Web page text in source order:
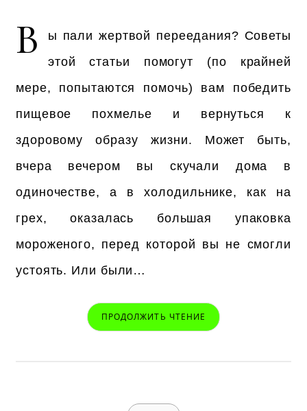
В
ы пали жертвой переедания? Советы
этой статьи помогут (по крайней
мере, попытаются помочь) вам победить
пищевое похмелье и вернуться к
здоровому образу жизни. Может быть,
вчера вечером вы скучали дома в
одиночестве, а в холодильнике, как на
грех, оказалась большая упаковка
мороженого, перед которой вы не смогли
устоять. Или были…
ПРОДОЛЖИТЬ ЧТЕНИЕ